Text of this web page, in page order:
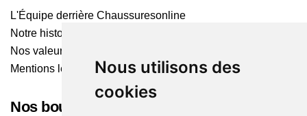
Nous utilisons des
cookies
L'Équipe derrière Chaussuresonline
Notre histoire
Nos valeurs
Mentions légales
Nos boutiques